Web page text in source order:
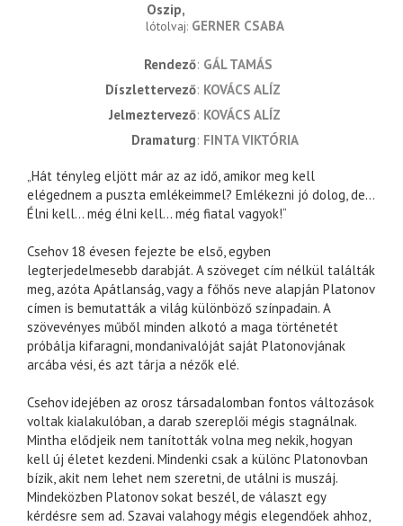
Oszip
lótolvaj GERNER CSABA
rendező GÁL TAMÁS
díszlettervező KOVÁCS ALÍZ
jelmeztervező KOVÁCS ALÍZ
dramaturg FINTA VIKTÓRIA
„Hát tényleg eljött már az az idő, amikor meg kell
elégednem a puszta emlékeimmel? Emlékezni jó dolog, de…
Élni kell… még élni kell… még fiatal vagyok!“
Csehov 18 évesen fejezte be első, egyben
legterjedelmesebb darabját. A szöveget cím nélkül találták
meg, azóta Apátlanság, vagy a főhős neve alapján Platonov
címen is bemutatták a világ különböző színpadain. A
szövevényes műből minden alkotó a maga történetét
próbálja kifaragni, mondanivalóját saját Platonovjának
arcába vési, és azt tárja a nézők elé.
Csehov idejében az orosz társadalomban fontos változások
voltak kialakulóban, a darab szereplői mégis stagnálnak.
Mintha elődjeik nem tanították volna meg nekik, hogyan
kell új életet kezdeni. Mindenki csak a különc Platonovban
bízik, akit nem lehet nem szeretni, de utálni is muszáj.
Mindeközben Platonov sokat beszél, de választ egy
kérdésre sem ad. Szavai valahogy mégis elegendőek ahhoz,